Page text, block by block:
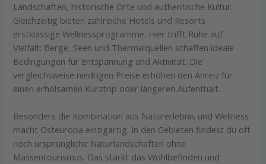
Landschaften, historische Orte und authentische Kultur.
Gleichzeitig bieten zahlreiche Hotels und Resorts
erstklassige Wellnessprogramme. Hier trifft Ruhe auf
Vielfalt: Berge, Seen und Thermalquellen schaffen ideale
Bedingungen für Entspannung und Aktivität. Die
vergleichsweise niedrigen Preise erhöhen den Anreiz für
einen erholsamen Kurztrip oder längeren Aufenthalt.
Besonders die Kombination aus Naturerlebnis und Wellness
macht Osteuropa einzigartig. In den Gebieten findest du oft
noch ursprüngliche Naturlandschaften ohne
Massentourismus. Das stärkt das Wohlbefinden und